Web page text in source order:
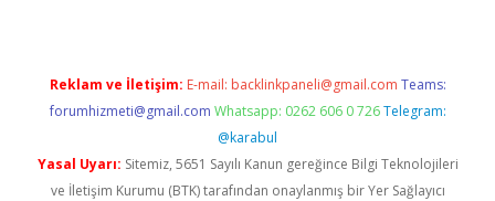
Reklam ve İletişim: E-mail: backlinkpaneli@gmail.com Teams:
forumhizmeti@gmail.com Whatsapp: 0262 606 0 726 Telegram:
@karabul
Yasal Uyarı: Sitemiz, 5651 Sayılı Kanun gereğince Bilgi Teknolojileri
ve İletişim Kurumu (BTK) tarafından onaylanmış bir Yer Sağlayıcı